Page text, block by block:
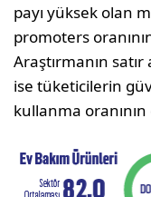
payı yüksek olan
promoters
Araştırmanın
ise tüketicilerin
kullanma